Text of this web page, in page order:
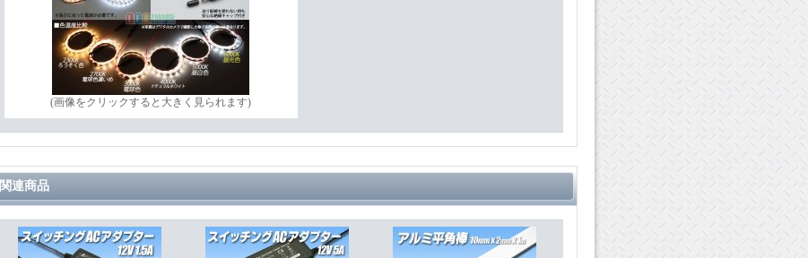
(画像をクリックすると大きく見られます)
関連商品